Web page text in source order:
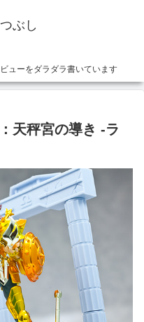
ぶし
ューをダラダラ書いています
天秤宮の導き -ラ